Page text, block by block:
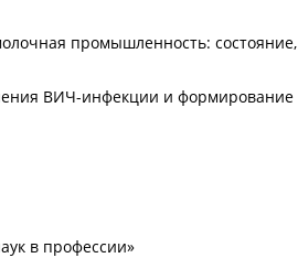
промышленность: состояние,
ВИЧ-инфекции и формирование
в профессии»